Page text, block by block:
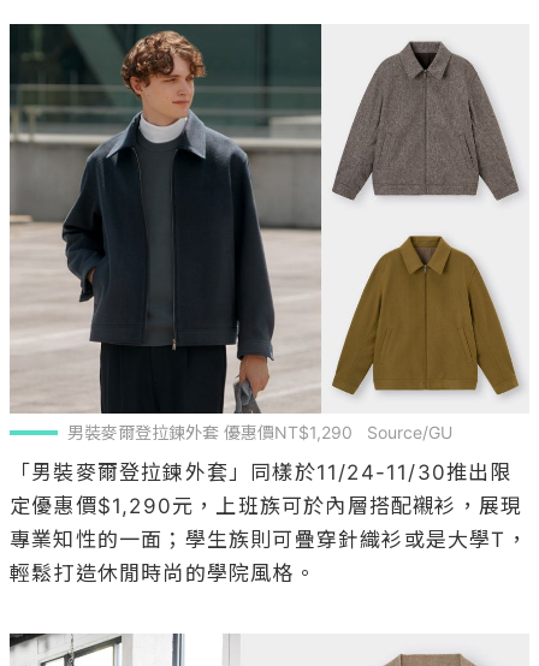
男裝麥爾登拉鍊外套 優惠價NT$1,290   Source/GU
「男裝麥爾登拉鍊外套」同樣於11/24-11/30推出限
定優惠價$1,290元，上班族可於內層搭配襯衫，展現
專業知性的一面；學生族則可疊穿針織衫或是大學T，
輕鬆打造休閒時尚的學院風格。